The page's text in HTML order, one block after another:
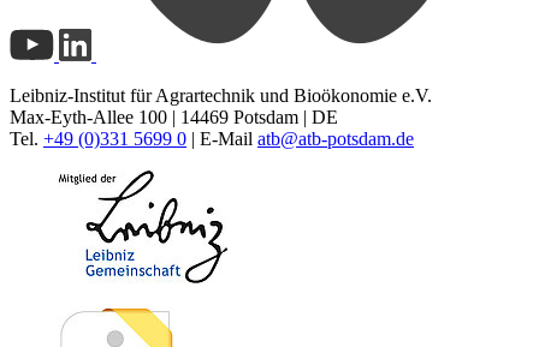
Leibniz-Institut für Agrartechnik und Bioökonomie e.V.
Max-Eyth-Allee 100 | 14469 Potsdam | DE
Tel. +49 (0)331 5699 0 | E-Mail atb@atb-potsdam.de